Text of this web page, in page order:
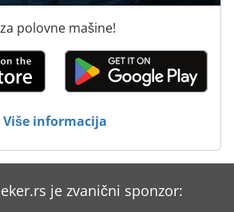
polovne mašine!
Više informacija
je zvanični sponzor: